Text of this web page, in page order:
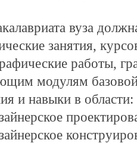
вуза
занятия,
работы,
модулям
и навыки в области: